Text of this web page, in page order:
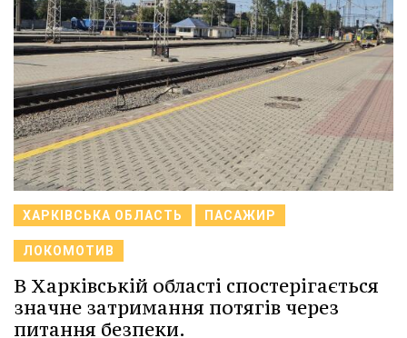
ХАРКІВСЬКА ОБЛАСТЬ ПАСАЖИР
ЛОКОМОТИВ
В Харківській області спостерігається
значне затримання потягів через
питання безпеки.